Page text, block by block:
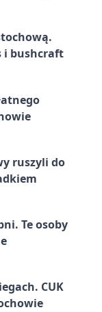
i bushcraft
ruszyli do
Te osoby
CUK